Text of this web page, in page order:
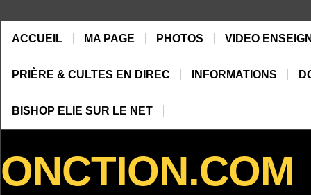
ACCUEIL MA PAGE PHOTOS VIDEO
PRIÈRE & CULTES EN DIREC INFORMATIONS
BISHOP ELIE SUR LE NET
ONCTION.COM